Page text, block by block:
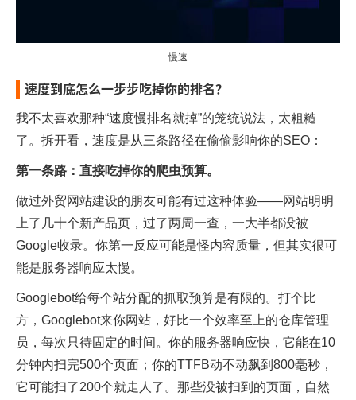
慢速
速度到底怎么一步步吃掉你的排名？
我不太喜欢那种“速度慢排名就掉”的笼统说法，太粗糙
了。拆开看，速度是从三条路径在偷偷影响你的SEO：
第一条路：直接吃掉你的爬虫预算。
做过外贸网站建设的朋友可能有过这种体验——网站明明
上了几十个新产品页，过了两周一查，一大半都没被
Google收录。你第一反应可能是怪内容质量，但其实很可
能是服务器响应太慢。
Googlebot给每个站分配的抓取预算是有限的。打个比
方，Googlebot来你网站，好比一个效率至上的仓库管理
员，每次只待固定的时间。你的服务器响应快，它能在10
分钟内扫完500个页面；你的TTFB动不动飙到800毫秒，
它可能扫了200个就走人了。那些没被扫到的页面，自然